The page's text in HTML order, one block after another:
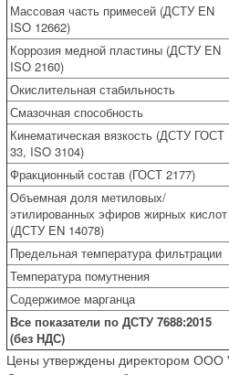
Массовая часть примесей (ДСТУ EN
ISO 12662)
Коррозия медной пластины (ДСТУ EN
ISO 2160)
Окислительная стабильность
Смазочная способность
Кинематическая вязкость (ДСТУ ГОСТ
33, ISO 3104)
Фракционный состав (ГОСТ 2177)
Объемная доля метиловых/
этилированных эфиров жирных кислот
(ДСТУ EN 14078)
Предельная температура фильтрации
Температура помутнения
Содержимое марганца
Все показатели по ДСТУ 7688:2015
(без НДС)
Цены утверждены директором ООО